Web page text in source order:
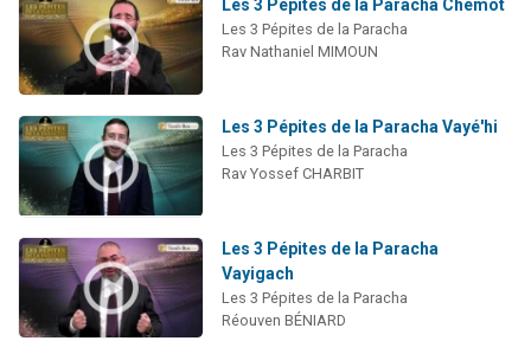
Les 3 Pépites de la Paracha Chémot
Les 3 Pépites de la Paracha
Rav Nathaniel MIMOUN
Les 3 Pépites de la Paracha Vayé'hi
Les 3 Pépites de la Paracha
Rav Yossef CHARBIT
Les 3 Pépites de la Paracha
Vayigach
Les 3 Pépites de la Paracha
Réouven BÉNIARD